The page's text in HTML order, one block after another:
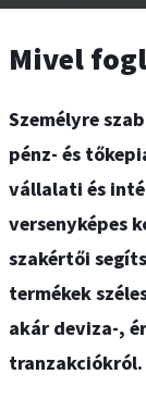
Mivel
Személyre
pénz- és
vállalati és
versenyképes
szakértői
termékek
akár deviza-,
tranzakciókról.